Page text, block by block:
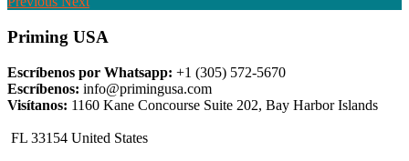
Priming USA
Escríbenos por Whatsapp: +1 (305) 572-5670
Escríbenos: info@primingusa.com
Visítanos: 1160 Kane Concourse Suite 202, Bay Harbor Islands
FL 33154 United States